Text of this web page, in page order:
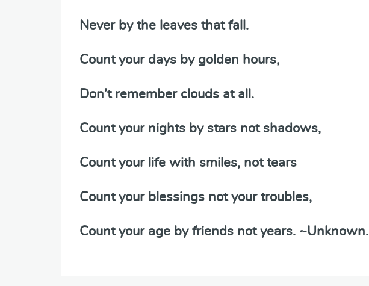
Never by the leaves that fall.
Count your days by golden hours,
Don’t remember clouds at all.
Count your nights by stars not shadows,
Count your life with smiles, not tears
Count your blessings not your troubles,
Count your age by friends not years. ~Unknown.